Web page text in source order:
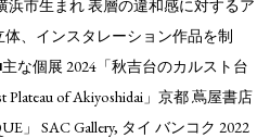
浜市生まれ 表層の違和感に対するア
、インスタレーション作品を制
な個展 2024「秋吉台のカルスト台
Plateau of Akiyoshidai」京都 蔦屋書店
」 SAC Gallery, タイ バンコク 2022